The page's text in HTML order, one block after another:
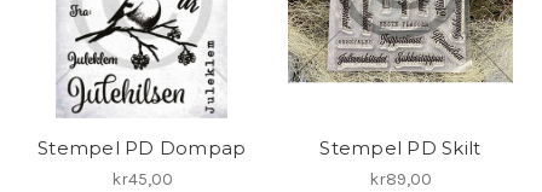
Stempel PD Dompap
kr45,00
Stempel PD Skilt
kr89,00